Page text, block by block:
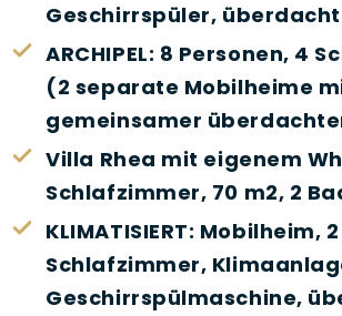
Geschirrspüler,
ARCHIPEL: 8 Personen, 4
(2 separate Mobilheime
gemeinsamer
Villa Rhea mit eigenem
Schlafzimmer, 70 m2, 2
KLIMATISIERT: Mobilheim,
Schlafzimmer,
Geschirrspülmaschine,